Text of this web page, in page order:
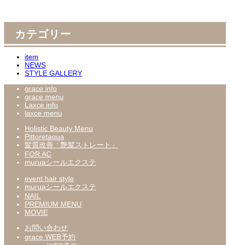
カテゴリー
item
NEWS
STYLE GALLERY
grace info
grace menu
Laxce info
laxce menu
Holistic Beauty Menu
Pittoretaqua
髪質改善「艶髪ストレート」
FOR AC
muruaシールエクステ
event hair style
muruaシールエクステ
NAIL
PREMIUM MENU
MOVIE
お問い合わせ
grace WEB予約